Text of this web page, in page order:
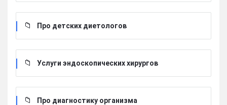
Про детских диетологов
Услуги эндоскопических хирургов
Про диагностику организма